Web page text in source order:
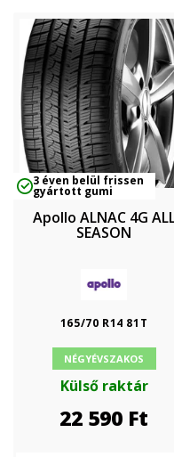
3 éven belül frissen
gyártott gumi
Apollo ALNAC 4G
SEASON
165/70 R14 81T
NÉGYÉVSZAKOS
Külső raktár
22 590 Ft